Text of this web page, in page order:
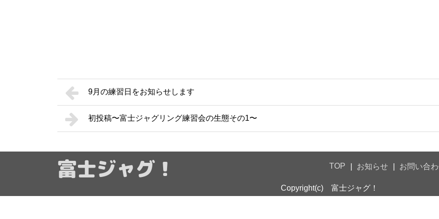
9月の練習日をお知らせします
初投稿〜富士ジャグリング練習会の生態その1〜
富士ジャグ！ TOP お知らせ お問い合
Copyright(c) 富士ジャグ！